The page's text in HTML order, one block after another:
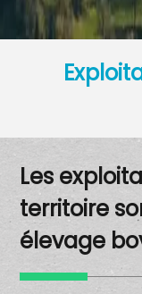
Les
territoire
élevage